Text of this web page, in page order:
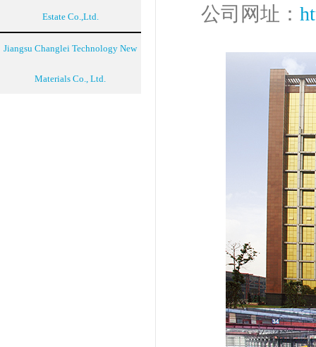
Estate Co.,Ltd.
Jiangsu Changlei Technology New
Materials Co., Ltd.​​
公司网址：